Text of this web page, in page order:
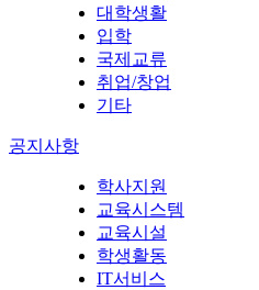
대학생활
입학
국제교류
취업/창업
기타
공지사항
학사지원
교육시스템
교육시설
학생활동
IT서비스